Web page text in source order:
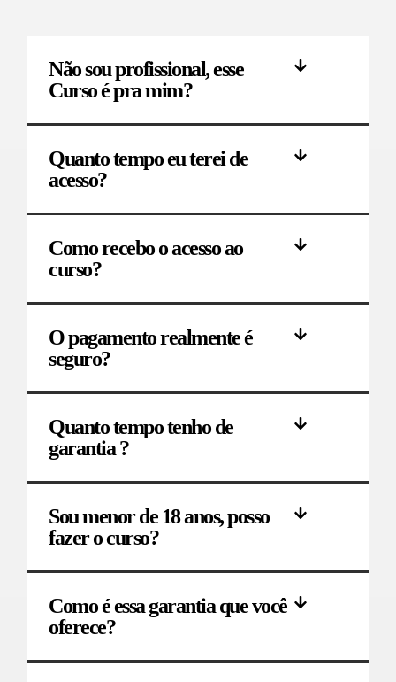
Não sou profissional, esse
Curso é pra mim?
Quanto tempo eu terei de
acesso?
Como recebo o acesso ao
curso?
O pagamento realmente é
seguro?
Quanto tempo tenho de
garantia ?
Sou menor de 18 anos, posso
fazer o curso?
Como é essa garantia que você
oferece?